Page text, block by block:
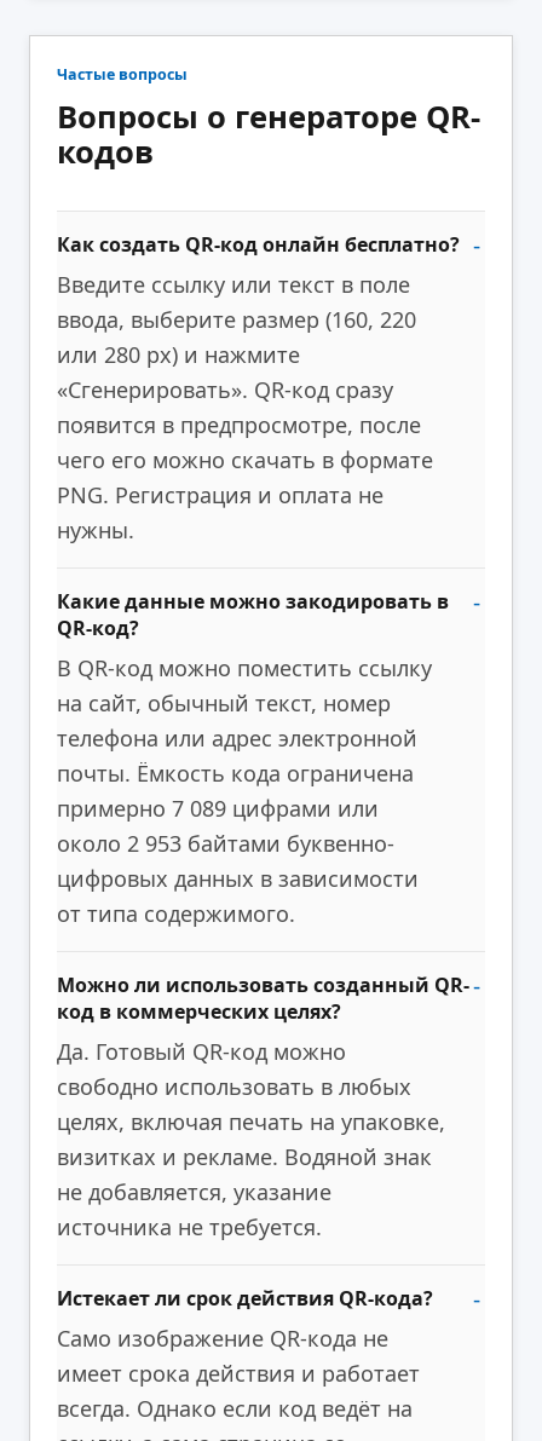
Частые вопросы
Вопросы о генераторе QR-
кодов
Как создать QR-код онлайн бесплатно?
Введите ссылку или текст в поле
ввода, выберите размер (160, 220
или 280 px) и нажмите
«Сгенерировать». QR-код сразу
появится в предпросмотре, после
чего его можно скачать в формате
PNG. Регистрация и оплата не
нужны.
Какие данные можно закодировать в
QR-код?
В QR-код можно поместить ссылку
на сайт, обычный текст, номер
телефона или адрес электронной
почты. Ёмкость кода ограничена
примерно 7 089 цифрами или
около 2 953 байтами буквенно-
цифровых данных в зависимости
от типа содержимого.
Можно ли использовать созданный QR-
код в коммерческих целях?
Да. Готовый QR-код можно
свободно использовать в любых
целях, включая печать на упаковке,
визитках и рекламе. Водяной знак
не добавляется, указание
источника не требуется.
Истекает ли срок действия QR-кода?
Само изображение QR-кода не
имеет срока действия и работает
всегда. Однако если код ведёт на